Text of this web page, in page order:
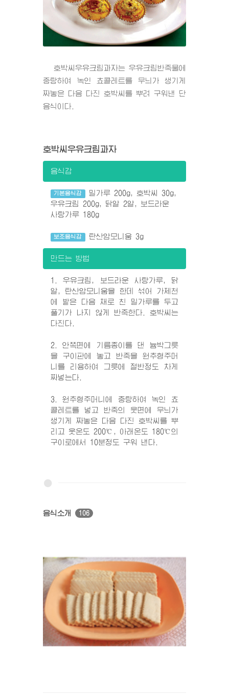
호박씨우유크림과자는 우유크림반죽물에
중탕하여 녹인 쵸콜레트를 무늬가 생기게
짜놓은 다음 다진 호박씨를 뿌려 구워낸 단
음식이다.
호박씨우유크림과자
음식감
기본음식감
밀가루 200g, 호박씨 30g,
우유크림 200g, 닭알 2알, 보드라운
사탕가루 180g
보조음식감 탄산암모니움 3g
만드는 방법
1. 우유크림, 보드라운 사탕가루, 닭
알, 탄산암모니움을 한데 섞어 가제천
에 밭은 다음 채로 친 밀가루를 두고
풀기가 나지 않게 반죽한다. 호박씨는
다진다.
2. 안쪽면에 기름종이를 댄 늄박그릇
을 구이판에 놓고 반죽을 원추형주머
니를 리용하여 그릇에 절반정도 차게
짜넣는다.
3. 원추형주머니에 중탕하여 녹인 쵸
콜레트를 넣고 반죽의 웃면에 무늬가
생기게 짜놓은 다음 다진 호박씨를 뿌
리고 웃온도 200℃, 아래온도 180℃의
구이로에서 10분정도 구워 낸다.
음식소개 106